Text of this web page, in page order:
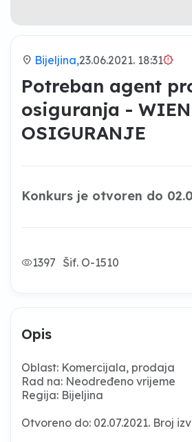
location_on Bijeljina,23.06.2021. 18:31brightness_alert
Potreban agent
osiguranja -
OSIGURANJE
Konkurs je otvoren do
1397 Šif. O-1510
Opis
Oblast: Komercijala, prodaja
Rad na: Neodređeno vrijeme
Regija: Bijeljina
Otvoreno do: 02.07.2021. Broj